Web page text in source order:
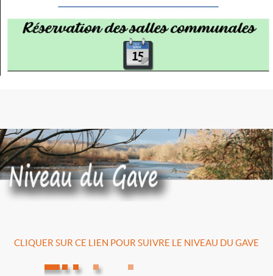
CLIQUER SUR CE LIEN POUR SUIVRE LE NIVEAU DU GAVE